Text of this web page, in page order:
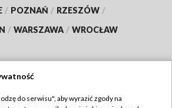
/ POZNAŃ / RZESZÓW /
/ WARSZAWA / WROCŁAW
do serwisu", aby wyrazić zgody na